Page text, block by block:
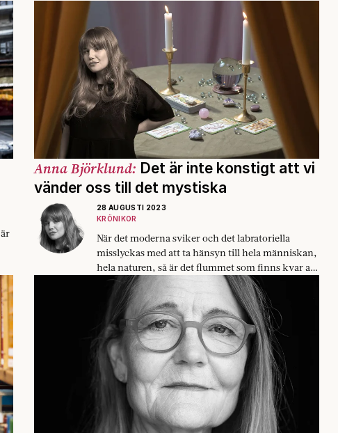
Anna Björklund: Det är inte konstigt att vi
vänder oss till det mystiska
28 AUGUSTI 2023
KRÖNIKOR
När det moderna sviker och det labratoriella
misslyckas med att ta hänsyn till hela människan,
hela naturen, så är det flummet som finns kvar att
vända sig till.